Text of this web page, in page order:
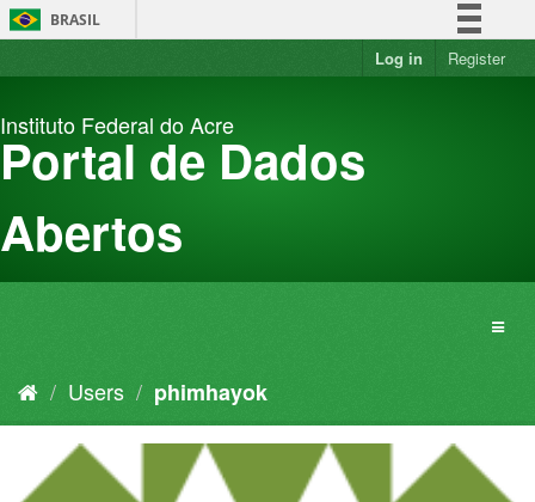
Skip
to
BRASIL
Simplifique!
Acesso à informação
Log in Register
Instituto Federal do Acre
Portal de Dados
Abertos
Users phimhayok